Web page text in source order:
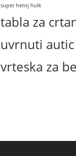
super heroj hulk
tabla za
uvrnuti autic
vrteska za